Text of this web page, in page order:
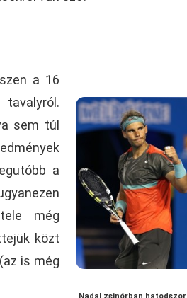
Nadal zsinórban hatodszor
a 16
sem túl
a
még
közt
is még